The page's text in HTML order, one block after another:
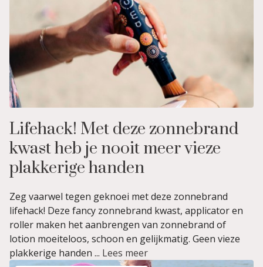
Lifehack! Met deze zonnebrand
kwast heb je nooit meer vieze
plakkerige handen
Zeg vaarwel tegen geknoei met deze zonnebrand
lifehack! Deze fancy zonnebrand kwast, applicator en
roller maken het aanbrengen van zonnebrand of
lotion moeiteloos, schoon en gelijkmatig. Geen vieze
plakkerige handen ... Lees meer